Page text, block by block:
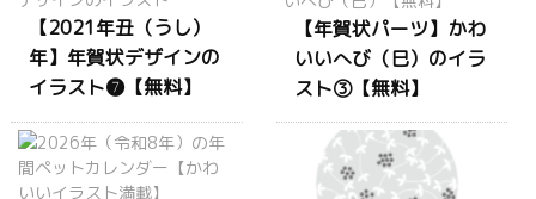
【2021年丑（うし）
年】年賀状デザインの
イラスト❼【無料】
【年賀状パーツ】かわ
いいへび（巳）のイラ
スト③【無料】